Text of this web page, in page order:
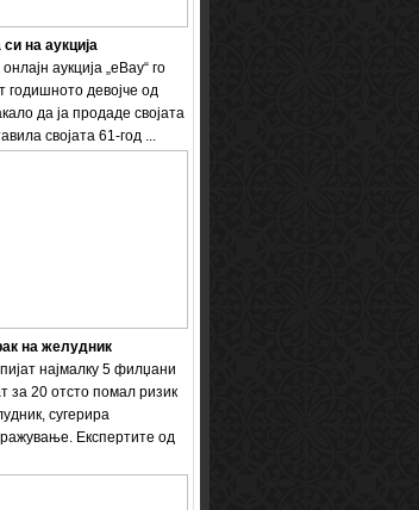
на аукција
аукција „eBay“ го
годишното девојче од
да ја продаде својата
својата 61-год ...
на желудник
најмалку 5 филџани
за 20 отсто помал ризик
сугерира
Експертите од